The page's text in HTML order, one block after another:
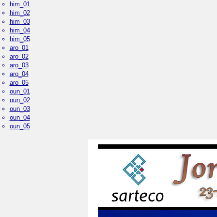
him_01
him_02
him_03
him_04
him_05
aro_01
aro_02
aro_03
aro_04
aro_05
oun_01
oun_02
oun_03
oun_04
oun_05
Palacio Real